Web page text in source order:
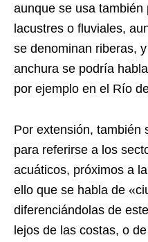
aunque se usa
lacustres o fluviales,​
se denominan riberas,
anchura se podría
por ejemplo en el Río
Por extensión, también
para referirse a los
acuáticos, próximos a
ello que se habla de
diferenciándolas de
lejos de las costas, o